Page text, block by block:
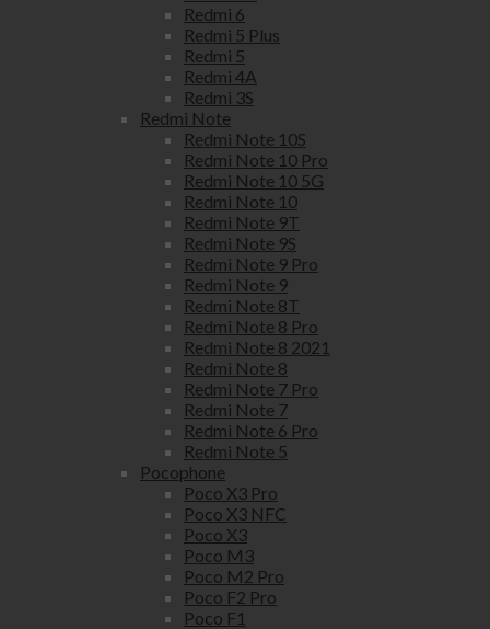
Redmi 6
Redmi 5 Plus
Redmi 5
Redmi 4A
Redmi 3S
Redmi Note
Redmi Note 10S
Redmi Note 10 Pro
Redmi Note 10 5G
Redmi Note 10
Redmi Note 9T
Redmi Note 9S
Redmi Note 9 Pro
Redmi Note 9
Redmi Note 8T
Redmi Note 8 Pro
Redmi Note 8 2021
Redmi Note 8
Redmi Note 7 Pro
Redmi Note 7
Redmi Note 6 Pro
Redmi Note 5
Pocophone
Poco X3 Pro
Poco X3 NFC
Poco X3
Poco M3
Poco M2 Pro
Poco F2 Pro
Poco F1